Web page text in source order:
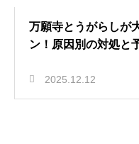
万願寺とうがらしが
ン！原因別の対処と
2025.12.12